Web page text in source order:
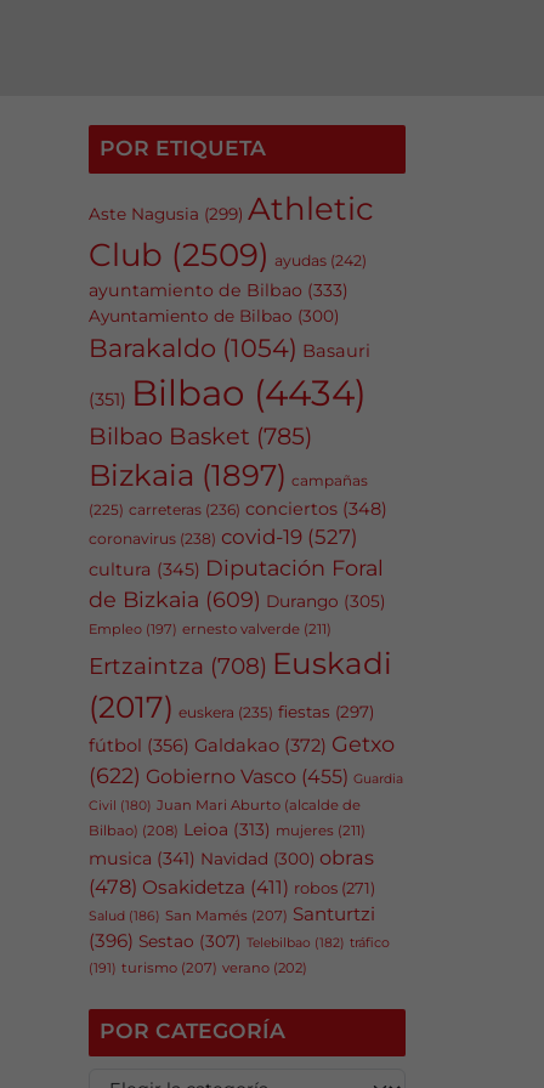
POR ETIQUETA
Aste Nagusia (299) Athletic
Club (2509) ayudas (242)
ayuntamiento de Bilbao (333)
Ayuntamiento de Bilbao (300)
Barakaldo (1054) Basauri
(351) Bilbao (4434)
Bilbao Basket (785)
Bizkaia (1897) campañas
(225) carreteras (236) conciertos (348)
coronavirus (238) covid-19 (527)
cultura (345) Diputación Foral
de Bizkaia (609) Durango (305)
Empleo (197) ernesto valverde (211)
Ertzaintza (708) Euskadi
(2017) euskera (235) fiestas (297)
fútbol (356) Galdakao (372) Getxo
(622) Gobierno Vasco (455) Guardia
Civil (180) Juan Mari Aburto (alcalde de
Bilbao) (208) Leioa (313) mujeres (211)
musica (341) Navidad (300) obras
(478) Osakidetza (411) robos (271)
Salud (186) San Mamés (207) Santurtzi
(396) Sestao (307) Telebilbao (182) tráfico
(191) turismo (207) verano (202)
POR CATEGORÍA